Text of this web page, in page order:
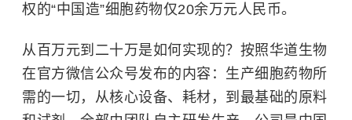
权的“中国造”细胞药物仅20余万元人民币。
从百万元到二十万是如何实现的？ 按照华道生物
在官方微信公众号发布的内容：生产细胞药物所
需的一切，从核心设备、耗材，到最基础的原料